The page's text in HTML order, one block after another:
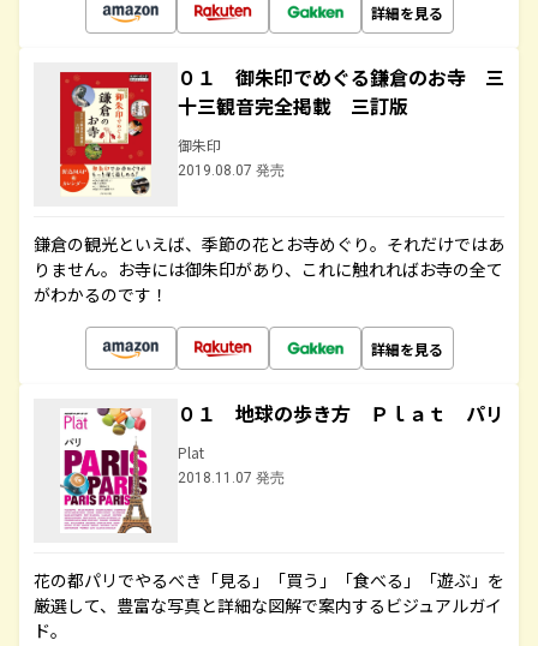
詳細を見る
０１ 御朱印でめぐる鎌倉のお寺 三
十三観音完全掲載 三訂版
御朱印
2019.08.07 発売
鎌倉の観光といえば、季節の花とお寺めぐり。それだけではあ
りません。お寺には御朱印があり、これに触れればお寺の全て
がわかるのです！
詳細を見る
０１ 地球の歩き方 Ｐｌａｔ パリ
Plat
2018.11.07 発売
花の都パリでやるべき「見る」「買う」「食べる」「遊ぶ」を
厳選して、豊富な写真と詳細な図解で案内するビジュアルガイ
ド。